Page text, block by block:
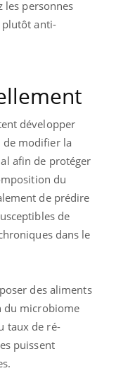
les personnes
plutôt anti-
développer
de modifier la
afin de protéger
du
de prédire
de
dans le
des aliments
du microbiome
taux de ré-
puissent